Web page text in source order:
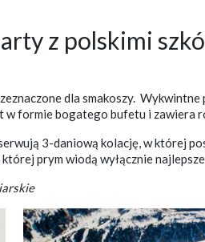
z polskimi
dla smakoszy.
formie bogatego bufetu i zawiera
3-daniową kolację, w której
prym wiodą wyłącznie